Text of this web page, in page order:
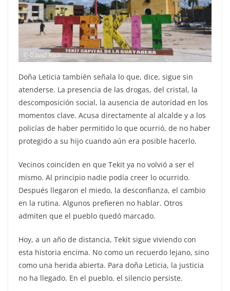
Doña Leticia también señala lo que, dice, sigue sin
atenderse. La presencia de las drogas, del cristal, la
descomposición social, la ausencia de autoridad en los
momentos clave. Acusa directamente al alcalde y a los
policías de haber permitido lo que ocurrió, de no haber
protegido a su hijo cuando aún era posible hacerlo.
Vecinos coinciden en que Tekit ya no volvió a ser el
mismo. Al principio nadie podía creer lo ocurrido.
Después llegaron el miedo, la desconfianza, el cambio
en la rutina. Algunos prefieren no hablar. Otros
admiten que el pueblo quedó marcado.
Hoy, a un año de distancia, Tekit sigue viviendo con
esta historia encima. No como un recuerdo lejano, sino
como una herida abierta. Para doña Leticia, la justicia
no ha llegado. En el pueblo, el silencio persiste.